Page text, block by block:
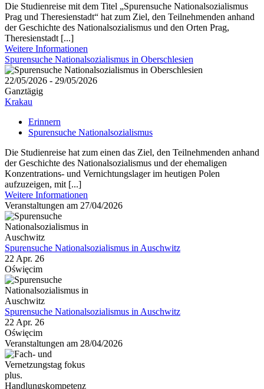
Die Studienreise mit dem Titel „Spurensuche Nationalsozialismus
Prag und Theresienstadt“ hat zum Ziel, den Teilnehmenden anhand
der Geschichte des Nationalsozialismus und den Orten Prag,
Theresienstadt [...]
Weitere Informationen
Spurensuche Nationalsozialismus in Oberschlesien
22/05/2026 - 29/05/2026
Ganztägig
Krakau
Erinnern
Spurensuche Nationalsozialismus
Die Studienreise hat zum einen das Ziel, den Teilnehmenden anhand
der Geschichte des Nationalsozialismus und der ehemaligen
Konzentrations- und Vernichtungslager im heutigen Polen
aufzuzeigen, mit [...]
Weitere Informationen
Veranstaltungen am 27/04/2026
Spurensuche Nationalsozialismus in Auschwitz
22 Apr. 26
Oświęcim
Spurensuche Nationalsozialismus in Auschwitz
22 Apr. 26
Oświęcim
Veranstaltungen am 28/04/2026